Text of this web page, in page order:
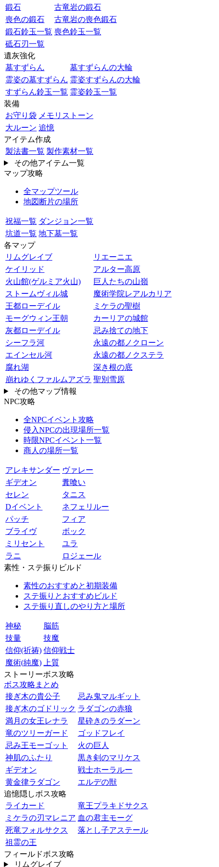
鍛石
古竜岩の鍛石
喪色の鍛石
古竜岩の喪色鍛石
鍛石鈴玉一覧 喪色鈴玉一覧
砥石刃一覧
遺灰強化
墓すずらん
墓すずらんの大輪
霊姿の墓すずらん 霊姿すずらんの大輪
すずらん鈴玉一覧 霊姿鈴玉一覧
装備
お守り袋 メモリストーン
大ルーン 追憶
アイテム作成
製法書一覧 製作素材一覧
その他アイテム一覧
マップ攻略
全マップツール
地図断片の場所
祝福一覧 ダンジョン一覧
坑道一覧 地下墓一覧
各マップ
リムグレイブ
リエーニエ
ケイリッド
アルター高原
火山館(ゲルミア火山)
巨人たちの山嶺
ストームヴィル城
魔術学院レアルカリア
王都ローデイル
ミケラの聖樹
モーグウィン王朝
カーリアの城館
灰都ローデイル
忌み捨ての地下
シーフラ河
永遠の都ノクローン
エインセル河
永遠の都ノクステラ
腐れ湖
深き根の底
崩れゆくファルムアズラ 聖別雪原
その他マップ情報
NPC攻略
全NPCイベント攻略
侵入NPCの出現場所一覧
時限NPCイベント一覧
商人の場所一覧
アレキサンダー ヴァレー
ギデオン
糞喰い
セレン
タニス
Dイベント
ネフェリルー
パッチ
フィア
ブライヴ
ボック
ミリセント
ユラ
ラニ
ロジェール
素性・ステ振りビルド
素性のおすすめと初期装備
ステ振りとおすすめビルド
ステ振り直しのやり方と場所
神秘
脳筋
技量
技魔
信仰(祈祷) 信仰戦士
魔術(純魔)
上質
ストーリーボス攻略
ボス攻略まとめ
接ぎ木の貴公子
忌み鬼マルギット
接ぎ木のゴドリック ラダゴンの赤狼
満月の女王レナラ
星砕きのラダーン
竜のツリーガード
ゴッドフレイ
忌み王モーゴット
火の巨人
神肌のふたり
黒き剣のマリケス
ギデオン
戦士ホーラルー
黄金律ラダゴン
エルデの獣
追憶隠しボス攻略
ライカード
竜王プラキドサクス
ミケラの刃マレニア 血の君主モーグ
死竜フォルサクス
落とし子アステール
祖霊の王
フィールドボス攻略
リムグレイブ